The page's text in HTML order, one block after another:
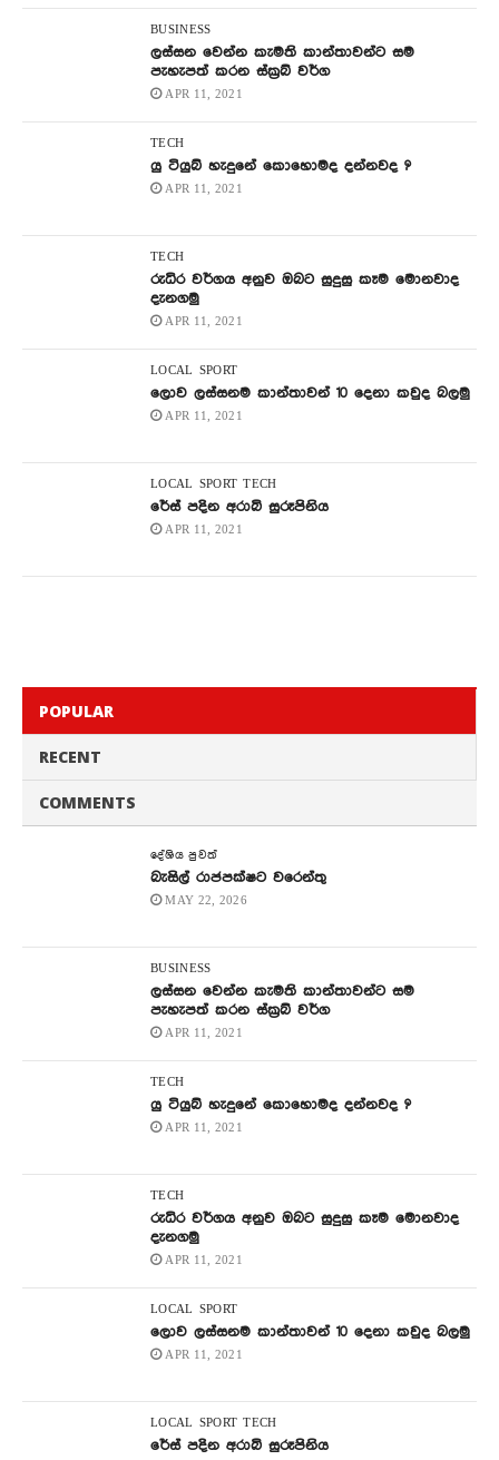
BUSINESS
ලස්සන වෙන්න කැමති කාන්තාවන්ට සම
පැහැපත් කරන ස්ක්‍රබ් වර්ග
APR 11, 2021
TECH
යු ටියුබ් හැදුනේ කොහොමද දන්නවද ?
APR 11, 2021
TECH
රුධිර වර්ගය අනුව ඔබට සුදුසු කෑම මොනවාද
දැනගමු
APR 11, 2021
LOCAL SPORT
ලොව ලස්සනම කාන්තාවන් 10 දෙනා කවුද බලමු
APR 11, 2021
LOCAL SPORT TECH
රේස් පදින අරාබි සුරූපිනිය
APR 11, 2021
POPULAR
RECENT
COMMENTS
දේශිය පුවත්
බැසිල් රාජපක්ෂට වරෙන්තු
MAY 22, 2026
BUSINESS
ලස්සන වෙන්න කැමති කාන්තාවන්ට සම
පැහැපත් කරන ස්ක්‍රබ් වර්ග
APR 11, 2021
TECH
යු ටියුබ් හැදුනේ කොහොමද දන්නවද ?
APR 11, 2021
TECH
රුධිර වර්ගය අනුව ඔබට සුදුසු කෑම මොනවාද
දැනගමු
APR 11, 2021
LOCAL SPORT
ලොව ලස්සනම කාන්තාවන් 10 දෙනා කවුද බලමු
APR 11, 2021
LOCAL SPORT TECH
රේස් පදින අරාබි සුරූපිනිය